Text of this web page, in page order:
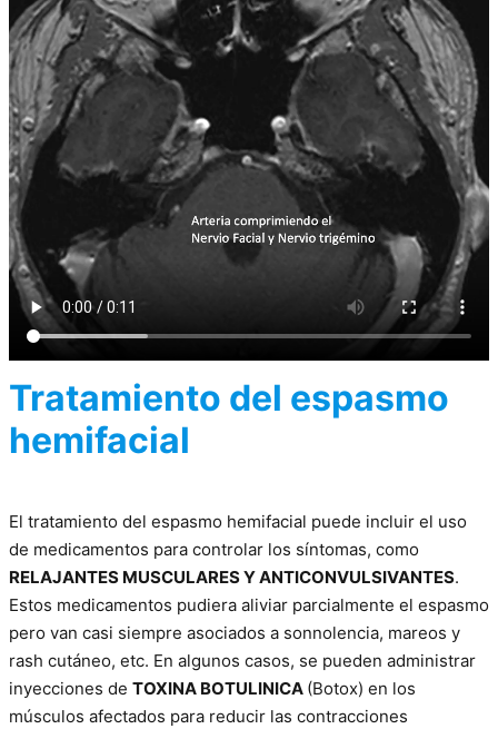
Tratamiento del espasmo
hemifacial
El tratamiento del espasmo hemifacial puede incluir el uso
de medicamentos para controlar los síntomas, como
RELAJANTES MUSCULARES Y ANTICONVULSIVANTES.
Estos medicamentos pudiera aliviar parcialmente el espasmo
pero van casi siempre asociados a sonnolencia, mareos y
rash cutáneo, etc. En algunos casos, se pueden administrar
inyecciones de TOXINA BOTULINICA (Botox) en los
músculos afectados para reducir las contracciones